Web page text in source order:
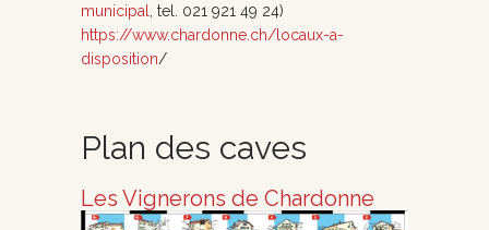
municipal
, tel. 021 921 49 24)
https://www.chardonne.ch/locaux-a-
disposition/
Plan des caves
Les Vignerons de Chardonne